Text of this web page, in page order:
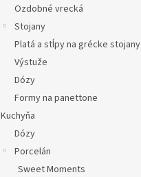
Ozdobné vrecká
Stojany
Platá a stĺpy na grécke stojany
Výstuže
Dózy
Formy na panettone
Kuchyňa
Dózy
Porcelán
Sweet Moments